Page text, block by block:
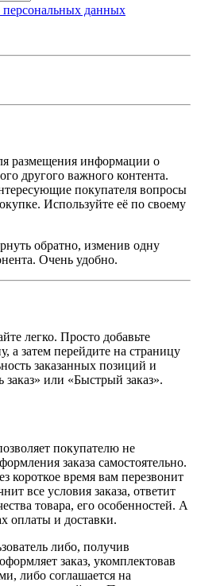
персональных данных
размещения информации о
другого важного контента.
покупателя вопросы
Используйте её по своему
обратно, изменив одну
Очень удобно.
легко. Просто добавьте
а затем перейдите на страницу
заказанных позиций и
или «Быстрый заказ».
покупателю не
заказа самостоятельно.
короткое время вам перезвонит
все условия заказа, ответит
товара, его особенностей. А
оплаты и доставки.
либо, получив
заказ, укомплектовав
либо соглашается на